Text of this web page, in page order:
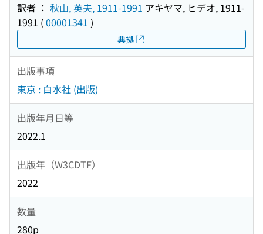
訳者 ： 秋山, 英夫, 1911-1991 アキヤマ, ヒデオ, 1911-
1991 (00001341 )
典拠
出版事項
東京 : 白水社 (出版)
出版年月日等
2022.1
出版年（W3CDTF）
2022
数量
280p